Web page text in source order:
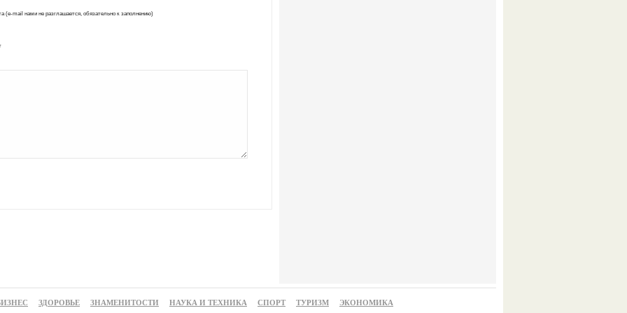
(e-mail нами не разглашается, обязательно к заполнению)
ЗДОРОВЬЕ ЗНАМЕНИТОСТИ НАУКА И ТЕХНИКА СПОРТ ТУРИЗМ ЭКОНОМИКА